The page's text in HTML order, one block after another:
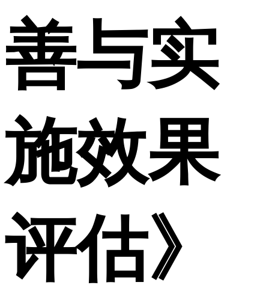
善与实
施效果
评估》